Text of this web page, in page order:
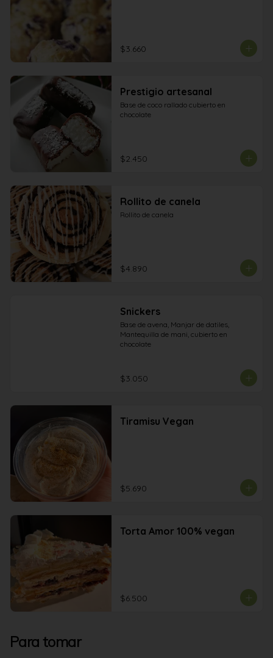
$3.660
Prestigio artesanal
Base de coco rallado cubierto en
chocolate
$2.450
Rollito de canela
Rollito de canela
$4.890
Snickers
Base de avena, Manjar de datiles,
Mantequilla de mani, cubierto en
chocolate
$3.050
Tiramisu Vegan
$5.690
Torta Amor 100% vegan
$6.500
Para tomar